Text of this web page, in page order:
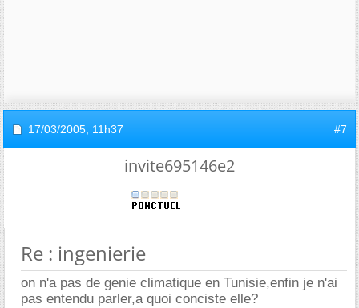
17/03/2005, 11h37 #7
invite695146e2
Re : ingenierie
on n'a pas de genie climatique en Tunisie,enfin je n'ai
pas entendu parler,a quoi conciste elle?